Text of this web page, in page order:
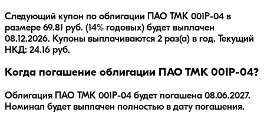
Следующий купон по облигации ПАО ТМК 001P-04 в
размере 69.81 руб. (14% годовых) будет выплачен
08.12.2026. Купоны выплачиваются 2 раз(а) в год. Текущий
НКД: 24.16 руб.
Когда погашение облигации ПАО ТМК 001P-04?
Облигация ПАО ТМК 001P-04 будет погашена 08.06.2027.
Номинал будет выплачен полностью в дату погашения.